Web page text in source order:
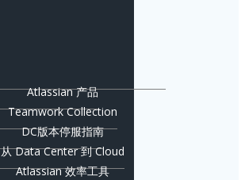
Atlassian 产品
Teamwork Collection
DC版本停服指南
从 Data Center 到 Cloud
Atlassian 效率工具